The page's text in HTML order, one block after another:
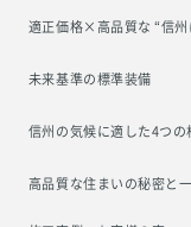
適正価格×高品質な “信州
未来基準の標準装備
信州の気候に適した4つの
高品質な住まいの秘密と